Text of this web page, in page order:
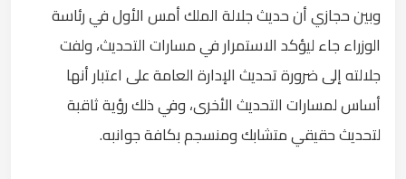
وبين حجازي أن حديث جلالة الملك أمس الأول في رئاسة
الوزراء جاء ليؤكد الاستمرار في مسارات التحديث، ولفت
جلالته إلى ضرورة تحديث الإدارة العامة على اعتبار أنها
أساس لمسارات التحديث الأخرى، وفي ذلك رؤية ثاقبة
لتحديث حقيقي متشابك ومنسجم بكافة جوانبه.